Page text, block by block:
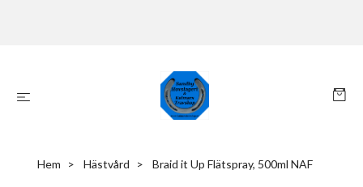
Hem Hästvård Braid it Up Flätspray, 500ml NAF